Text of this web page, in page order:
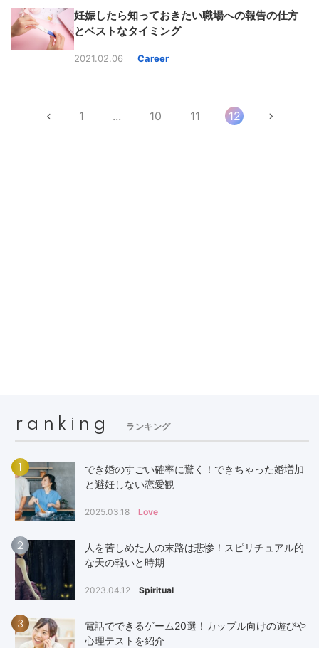
妊娠したら知っておきたい職場への報告の仕方
とベストなタイミング
2021.02.06 Career
1 ... 10 11 12
ranking ランキング
でき婚のすごい確率に驚く！できちゃった婚増加
と避妊しない恋愛観
2025.03.18 Love
2
人を苦しめた人の末路は悲惨！スピリチュアル的
な天の報いと時期
2023.04.12 Spiritual
3
電話でできるゲーム20選！カップル向けの遊びや
心理テストを紹介